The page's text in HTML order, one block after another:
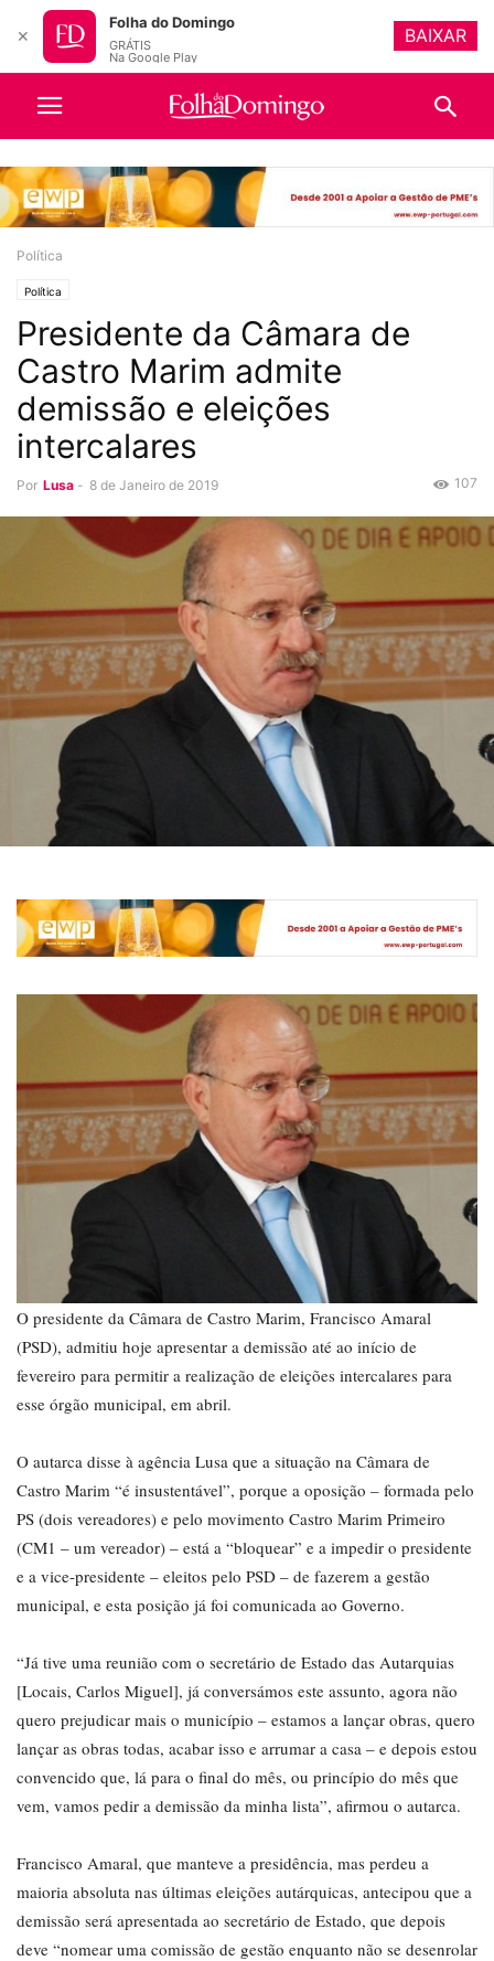
Política
Política
Presidente da Câmara de
Castro Marim admite
demissão e eleições
intercalares
Por Lusa - 8 de Janeiro de 2019 107
O presidente da Câmara de Castro Marim, Francisco Amaral
(PSD), admitiu hoje apresentar a demissão até ao início de
fevereiro para permitir a realização de eleições intercalares para
esse órgão municipal, em abril.
O autarca disse à agência Lusa que a situação na Câmara de
Castro Marim “é insustentável”, porque a oposição – formada pelo
PS (dois vereadores) e pelo movimento Castro Marim Primeiro
(CM1 – um vereador) – está a “bloquear” e a impedir o presidente
e a vice-presidente – eleitos pelo PSD – de fazerem a gestão
municipal, e esta posição já foi comunicada ao Governo.
“Já tive uma reunião com o secretário de Estado das Autarquias
[Locais, Carlos Miguel], já conversámos este assunto, agora não
quero prejudicar mais o município – estamos a lançar obras, quero
lançar as obras todas, acabar isso e arrumar a casa – e depois estou
convencido que, lá para o final do mês, ou princípio do mês que
vem, vamos pedir a demissão da minha lista”, afirmou o autarca.
Francisco Amaral, que manteve a presidência, mas perdeu a
maioria absoluta nas últimas eleições autárquicas, antecipou que a
demissão será apresentada ao secretário de Estado, que depois
deve “nomear uma comissão de gestão enquanto não se desenrolar
✕
Folha do Domingo
GRÁTIS
Na Google Play
BAIXAR